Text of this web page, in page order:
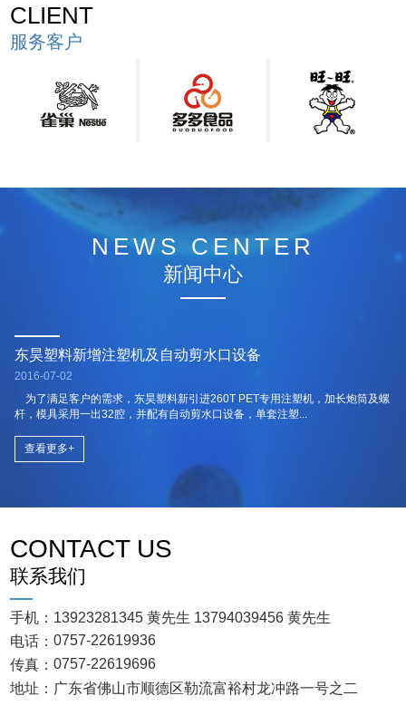
CLIENT
服务客户
NEWS CENTER
新闻中心
塑料公司更换冷却塔风叶
07-02
冷却塔风叶崩坏，本公司于本日更换冷却塔风叶，使冷却塔工作、冷却
恢复正常。 冷却...
看更多+
塑料
CONTACT US
联系我们
手机： 13923281345 黄先生 13794039456 黄先生
电话：0757-22619936
传真：0757-22619696
地址： 广东省佛山市顺德区勒流富裕村龙冲路一号之二